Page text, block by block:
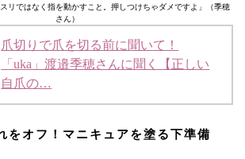
リではなく指を動かすこと。押しつけちゃダメですよ」（季穂
さん）
爪切りで爪を切る前に聞いて！
「uka」渡邉季穂さんに聞く【正しい
自爪の…
をオフ！マニキュアを塗る下準備